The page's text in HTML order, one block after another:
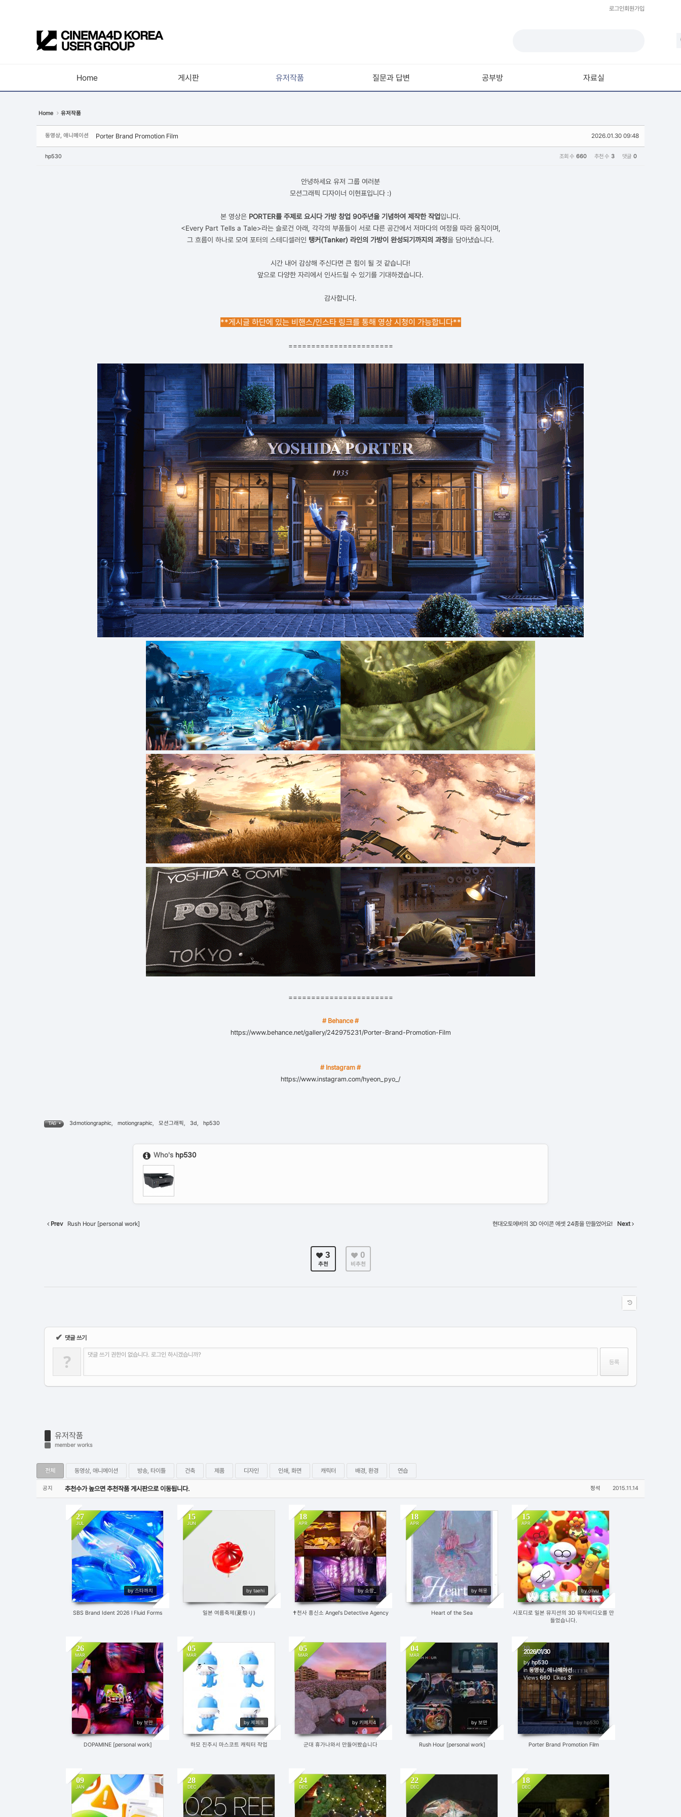
로그인회원가입
Home 게시판
강의소식
유저그룹세미나
유저작품 질문과 답변 공부방 자료실
모션 / 모그라프
라이팅 / 렌더링
Home 유저작품
동영상, 애니메이션 2026.01.30 09:48
Porter Brand Promotion Film
hp530 조회 수 660 추천 수 3 댓글 0
안녕하세요 유저 그룹 여러분
모션그래픽 디자이너 이현표입니다 :)
본 영상은 PORTER를 주제로 요시다 가방 창업 90주년을 기념하여 제작한 작업입니다.
<Every Part Tells a Tale>라는 슬로건 아래, 각각의 부품들이 서로 다른 공간에서 저마다의 여정을 따라 움직이며,
그 흐름이 하나로 모여 포터의 스테디셀러인 탱커(Tanker) 라인의 가방이 완성되기까지의 과정을 담아냈습니다.
시간 내어 감상해 주신다면 큰 힘이 될 것 같습니다!
앞으로 다양한 자리에서 인사드릴 수 있기를 기대하겠습니다.
감사합니다.
**게시글 하단에 있는 비핸스/인스타 링크를 통해 영상 시청이 가능합니다**
=======================
=======================
# Behance #
https://www.behance.net/gallery/242975231/Porter-Brand-Promotion-Film
# Instagram #
https://www.instagram.com/hyeon_pyo_/
TAG • 3dmotiongraphic, motiongraphic, 모션그래픽, 3d, hp530
Who's hp530
Prev Rush Hour [personal work] 현대오토에버의 3D 아이콘 에셋 24종을 만들었어요! Next
3
추천
0
비추천
✔ 댓글 쓰기
? 댓글 쓰기 권한이 없습니다. 로그인 하시겠습니까?
유저작품
member works
전체 동영상, 애니메이션 방송, 타이틀 건축 제품 디자인 인쇄, 화면 캐릭터 배경, 환경 연습
공지 추천수가 높으면 추천작품 게시판으로 이동됩니다. 정석 2015.11.14
27
JUL
by 스타까치
49 1
SBS Brand Ident 2026 l Fluid Forms
15
JUN
by taehi
2
일본 여름축제(夏祭り)
18
APR
by 쇼랑_
508 1
✝천사 흥신소 Angel's Detective Agency
18
APR
by 해몽
446 1
Heart of the Sea
15
APR
by olivu
438 1
시포디로 일본 뮤지션의 3D 뮤직비디오를 만
들었습니다.
26
MAR
by 보만
2
DOPAMINE [personal work]
05
MAR
by 제페토
380
하모 진주시 마스코트 캐릭터 작업
05
MAR
by 키메지4
449 2
군대 휴가나와서 만들어봤습니다
04
MAR
by 보만
958
Rush Hour [personal work]
30
JAN
by hp530
2026/01/30
byhp530
in 동영상, 애니메이션
Views660Likes 3
Porter Brand Promotion Film
09
JAN
459
28
DEC
404 7
24
DEC
477 1
22
DEC
488 0
18
DEC
457 4
Sketchbook5, 스케치북5
Sketchbook5, 스케치북5